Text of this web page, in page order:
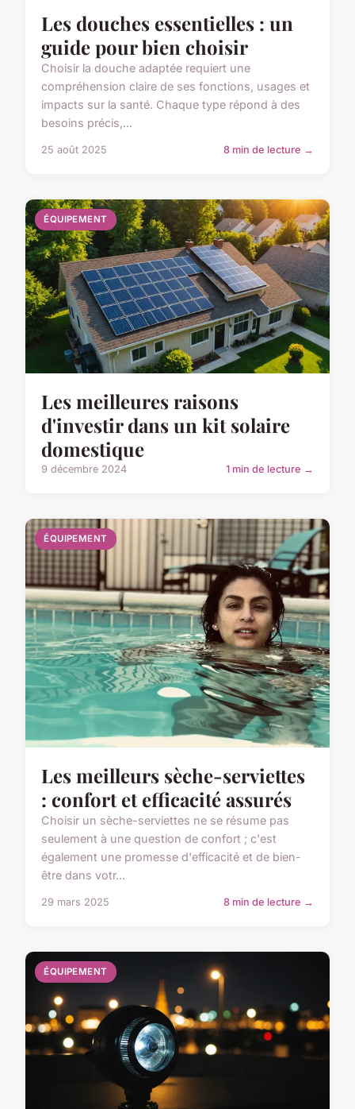
Les douches essentielles : un
guide pour bien choisir
Choisir la douche adaptée requiert une
compréhension claire de ses fonctions, usages et
impacts sur la santé. Chaque type répond à des
besoins précis,...
25 août 2025 8 min de lecture →
ÉQUIPEMENT
Les meilleures raisons
d'investir dans un kit solaire
domestique
9 décembre 2024 1 min de lecture →
ÉQUIPEMENT
Les meilleurs sèche-serviettes
: confort et efficacité assurés
Choisir un sèche-serviettes ne se résume pas
seulement à une question de confort ; c'est
également une promesse d'efficacité et de bien-
être dans votr...
29 mars 2025 8 min de lecture →
ÉQUIPEMENT